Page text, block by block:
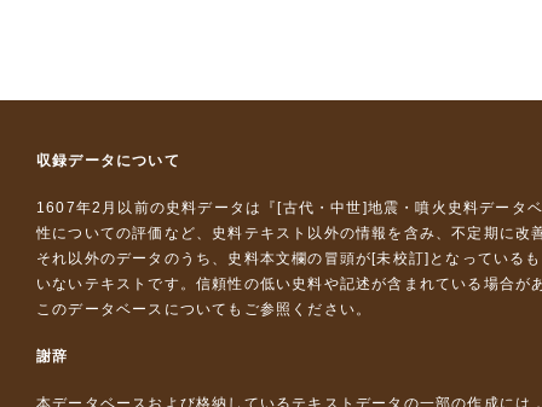
収録データについて
1607年2月以前の史料データは『 [古代・中世]地震・噴火史料データ
性についての評価など、史料テキスト以外の情報を含み、不定期に改
それ以外のデータのうち、史料本文欄の冒頭が[未校訂]となっている
いないテキストです。信頼性の低い史料や記述が含まれている場合が
このデータベースについて もご参照ください。
謝辞
本データベースおよび格納しているテキストデータの一部の作成には